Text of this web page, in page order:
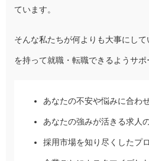
ています。
そんな私たちが何よりも大事にし
を持って就職・転職できるようサポ
あなたの不安や悩みに合わ
あなたの強みが活きる求人
採用市場を知り尽くしたプ